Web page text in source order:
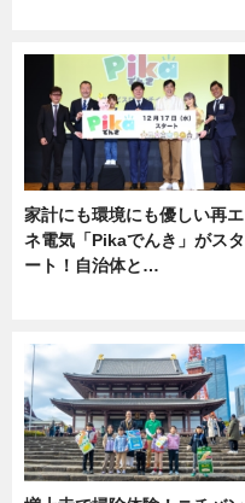
家計にも環境にも優しい再エ
ネ電気「Pikaでんき」がスタ
ート！自治体と…